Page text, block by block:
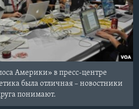
Америки» в пресс-центре
была отличная – новостники
понимают.